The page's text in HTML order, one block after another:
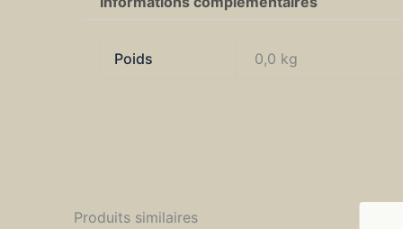
Poids 0,0 kg
Produits similaires